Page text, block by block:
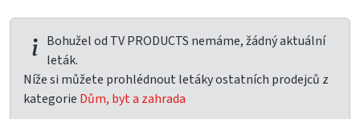
Bohužel od TV PRODUCTS nemáme, žádný aktuální
leták.
Níže si můžete prohlédnout letáky ostatních prodejců z
kategorie Dům, byt a zahrada